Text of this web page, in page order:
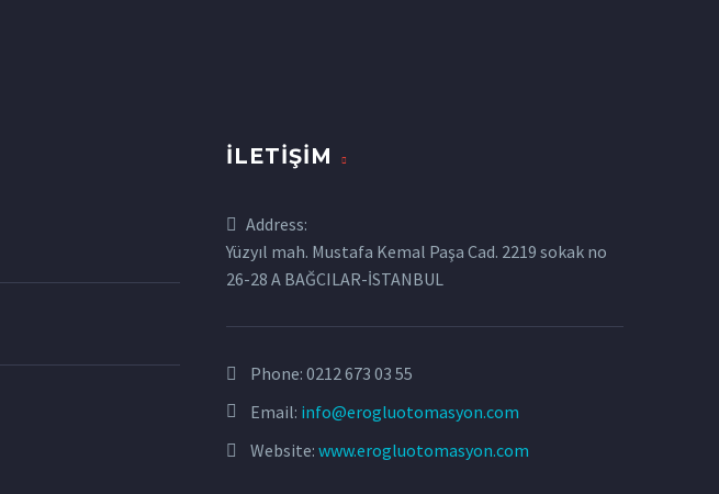
İLETIŞIM
Address:
Yüzyıl mah. Mustafa Kemal Paşa Cad. 2219 sokak no
26-28 A BAĞCILAR-İSTANBUL
Phone: 0212 673 03 55
Email: info@erogluotomasyon.com
Website: www.erogluotomasyon.com